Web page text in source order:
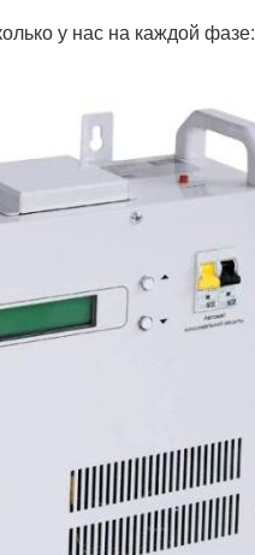
у нас на каждой фазе: